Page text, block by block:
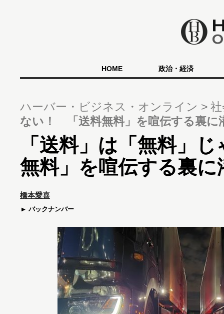
HOME 政治・経済
ハーバー・ビジネス・オンライン
ない！ 「送料無料」を喧伝する裏に
「送料」は「無料」
無料」を喧伝する裏に
橋本愛喜
バックナンバー